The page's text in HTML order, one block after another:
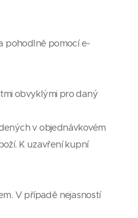
pohodlně pomocí e-
obvyklými pro daný
v objednávkovém
K uzavření kupní
V případě nejasností